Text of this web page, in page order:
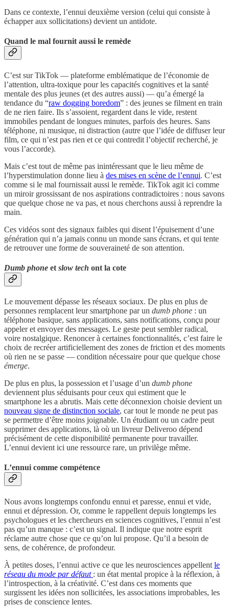
Dans ce contexte, l’ennui deuxième version (celui qui consiste à
échapper aux sollicitations) devient un antidote.
Quand le mal fournit aussi le remède
C’est sur TikTok — plateforme emblématique de l’économie de
l’attention, ultra-toxique pour les capacités cognitives et la santé
mentale des plus jeunes (et des autres aussi) — qu’a émergé la
tendance du “raw dogging boredom” : des jeunes se filment en train
de ne rien faire. Ils s’assoient, regardent dans le vide, restent
immobiles pendant de longues minutes, parfois des heures. Sans
téléphone, ni musique, ni distraction (autre que l’idée de diffuser leur
film, ce qui n’est pas rien et ce qui contredit l’objectif recherché, je
vous l’accorde).
Mais c’est tout de même pas inintéressant que le lieu même de
l’hyperstimulation donne lieu à des mises en scène de l’ennui. C’est
comme si le mal fournissait aussi le remède. TikTok agit ici comme
un miroir grossissant de nos aspirations contradictoires : nous savons
que quelque chose ne va pas, et nous cherchons aussi à reprendre la
main.
Ces vidéos sont des signaux faibles qui disent l’épuisement d’une
génération qui n’a jamais connu un monde sans écrans, et qui tente
de retrouver une forme de souveraineté de son attention.
Dumb phone et slow tech ont la cote
Le mouvement dépasse les réseaux sociaux. De plus en plus de
personnes remplacent leur smartphone par un dumb phone : un
téléphone basique, sans applications, sans notifications, conçu pour
appeler et envoyer des messages. Le geste peut sembler radical,
voire nostalgique. Renoncer à certaines fonctionnalités, c’est faire le
choix de recréer artificiellement des zones de friction et des moments
où rien ne se passe — condition nécessaire pour que quelque chose
émerge.
De plus en plus, la possession et l’usage d’un dumb phone
deviennent plus séduisants pour ceux qui estiment que le
smartphone les a abrutis. Mais cette déconnexion choisie devient un
nouveau signe de distinction sociale, car tout le monde ne peut pas
se permettre d’être moins joignable. Un étudiant ou un cadre peut
supprimer des applications, là où un livreur Deliveroo dépend
précisément de cette disponibilité permanente pour travailler.
L’ennui devient ici une ressource rare, un privilège même.
L’ennui comme compétence
Nous avons longtemps confondu ennui et paresse, ennui et vide,
ennui et dépression. Or, comme le rappellent depuis longtemps les
psychologues et les chercheurs en sciences cognitives, l’ennui n’est
pas qu’un manque : c’est un signal. Il indique que notre esprit
réclame autre chose que ce qu’on lui propose. Qu’il a besoin de
sens, de cohérence, de profondeur.
À petites doses, l’ennui active ce que les neurosciences appellent le
réseau du mode par défaut : un état mental propice à la réflexion, à
l’introspection, à la créativité. C’est dans ces moments que
surgissent les idées non sollicitées, les associations improbables, les
prises de conscience lentes.